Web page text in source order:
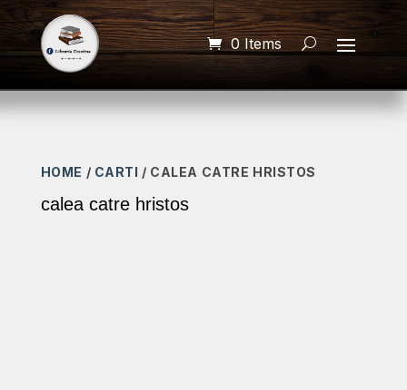
0 Items
HOME / CARTI / CALEA CATRE HRISTOS
calea catre hristos